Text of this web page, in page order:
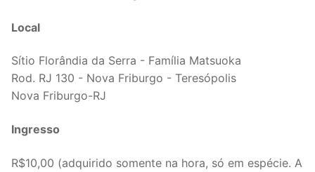
Local
Sítio Florândia da Serra - Família Matsuoka
Rod. RJ 130 - Nova Friburgo - Teresópolis
Nova Friburgo-RJ
Ingresso
R$10,00 (adquirido somente na hora, só em espécie. A